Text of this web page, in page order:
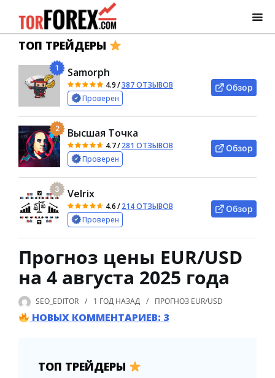
ТОП ТРЕЙДЕРЫ
1 Samorph
4.9/387 ОТЗЫВОВ
Проверен
Обзор
2 Высшая Точка
4.7/281 ОТЗЫВОВ
Проверен
Обзор
3 Velrix
4.6/214 ОТЗЫВОВ
Проверен
Обзор
Прогноз цены EUR/USD
на 4 августа 2025 года
SEO_EDITOR 1 ГОД НАЗАД ПРОГНОЗ EUR/USD
НОВЫХ КОММЕНТАРИЕВ: 3
ТОП ТРЕЙДЕРЫ